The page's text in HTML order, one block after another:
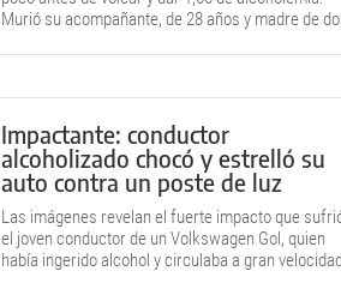
Murió su acompañante, de 28 años y madre de
Impactante: conductor
alcoholizado chocó y estrelló su
auto contra un poste de luz
Las imágenes revelan el fuerte impacto que
el joven conductor de un Volkswagen Gol, quien
había ingerido alcohol y circulaba a gran